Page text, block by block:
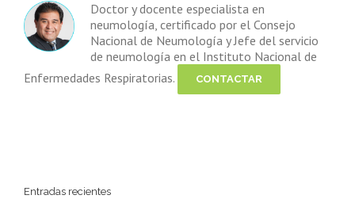
Doctor y docente especialista en
neumología, certificado por el Consejo
Nacional de Neumología y Jefe del servicio
de neumología en el Instituto Nacional de
Enfermedades Respiratorias.
CONTACTAR
Entradas recientes